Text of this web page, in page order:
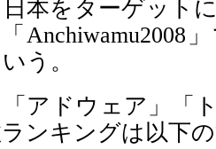
本をターゲット
「Anchiwamu2008
う。
アドウェア」「
ンキングは以下